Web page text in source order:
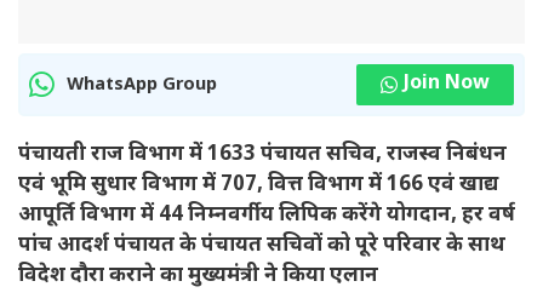
WhatsApp Group Join Now
पंचायती राज विभाग में 1633 पंचायत सचिव, राजस्व निबंधन
एवं भूमि सुधार विभाग में 707, वित्त विभाग में 166 एवं खाद्य
आपूर्ति विभाग में 44 निम्नवर्गीय लिपिक करेंगे योगदान, हर वर्ष
पांच आदर्श पंचायत के पंचायत सचिवों को पूरे परिवार के साथ
विदेश दौरा कराने का मुख्यमंत्री ने किया एलान